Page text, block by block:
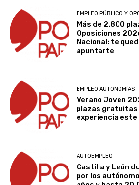
EMPLEO PÚBLICO Y
Más de 2.800
Oposiciones
Nacional: te
apuntarte
EMPLEO AUTONOMÍAS
Verano Joven
plazas gratuitas
experiencia este
AUTOEMPLEO
Castilla y León
por los